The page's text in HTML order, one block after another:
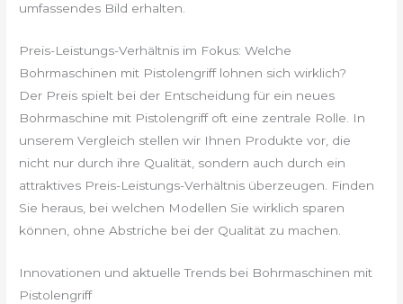
umfassendes Bild erhalten.
Preis-Leistungs-Verhältnis im Fokus: Welche
Bohrmaschinen mit Pistolengriff lohnen sich wirklich?
Der Preis spielt bei der Entscheidung für ein neues
Bohrmaschine mit Pistolengriff oft eine zentrale Rolle. In
unserem Vergleich stellen wir Ihnen Produkte vor, die
nicht nur durch ihre Qualität, sondern auch durch ein
attraktives Preis-Leistungs-Verhältnis überzeugen. Finden
Sie heraus, bei welchen Modellen Sie wirklich sparen
können, ohne Abstriche bei der Qualität zu machen.
Innovationen und aktuelle Trends bei Bohrmaschinen mit
Pistolengriff